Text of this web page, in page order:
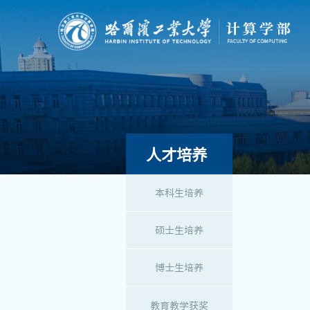
人才培养
本科生培养
硕士生培养
博士生培养
教育教学获奖